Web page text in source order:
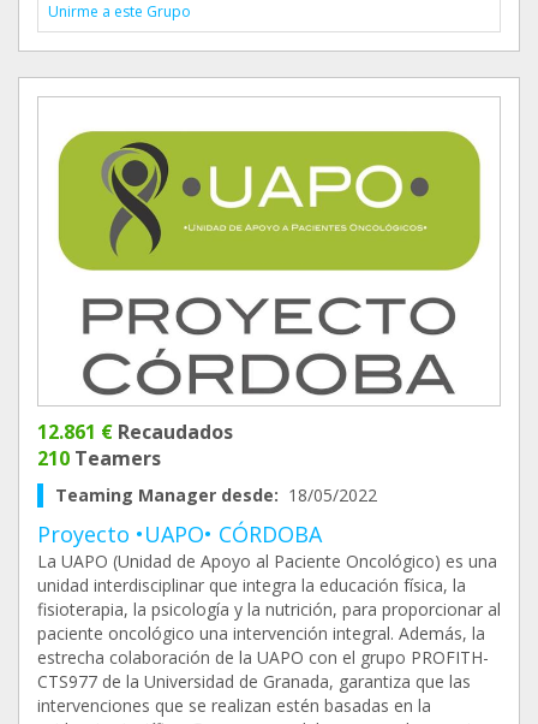
Unirme a este Grupo
12.861 € Recaudados
210 Teamers
Teaming Manager desde: 18/05/2022
Proyecto •UAPO• CÓRDOBA
La UAPO (Unidad de Apoyo al Paciente Oncológico) es una
unidad interdisciplinar que integra la educación física, la
fisioterapia, la psicología y la nutrición, para proporcionar al
paciente oncológico una intervención integral. Además, la
estrecha colaboración de la UAPO con el grupo PROFITH-
CTS977 de la Universidad de Granada, garantiza que las
intervenciones que se realizan estén basadas en la